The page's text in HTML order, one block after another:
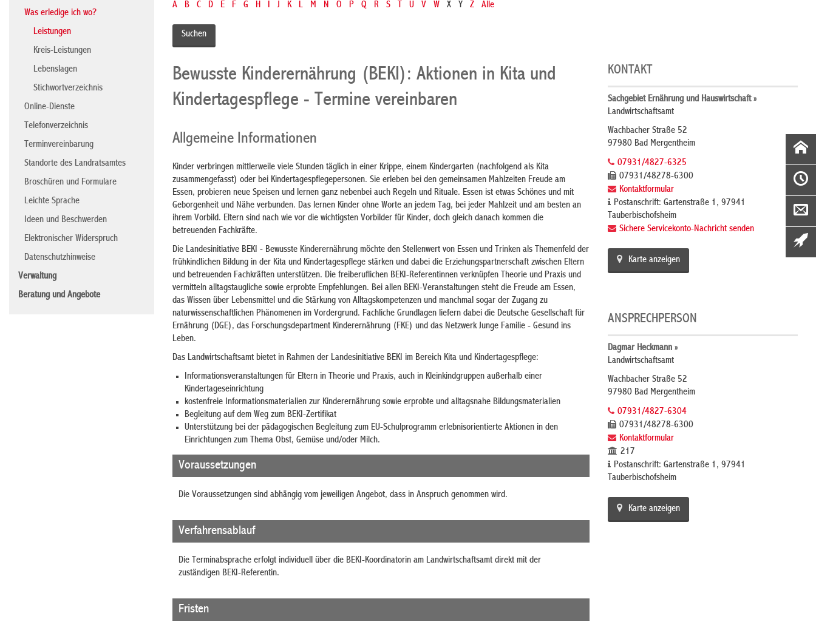
Was erledige ich wo?
Leistungen
Kreis-Leistungen
Lebenslagen
Stichwortverzeichnis
Online-Dienste
Telefonverzeichnis
Terminvereinbarung
Standorte des Landratsamtes
Broschüren und Formulare
Leichte Sprache
Ideen und Beschwerden
Elektronischer Widerspruch
Datenschutzhinweise
Verwaltung
Beratung und Angebote
A B C D E F G H I J K L M N O P Q R S T U V W X Y Z Alle
Bewusste Kinderernährung (BEKI): Aktionen in Kita und
Kindertagespflege - Termine vereinbaren
Allgemeine Informationen
Kinder verbringen mittlerweile viele Stunden täglich in einer Krippe, einem Kindergarten (nachfolgend als Kita
zusammengefasst) oder bei Kindertagespflegepersonen. Sie erleben bei den gemeinsamen Mahlzeiten Freude am
Essen, probieren neue Speisen und lernen ganz nebenbei auch Regeln und Rituale. Essen ist etwas Schönes und mit
Geborgenheit und Nähe verbunden. Das lernen Kinder ohne Worte an jedem Tag, bei jeder Mahlzeit und am besten an
ihrem Vorbild. Eltern sind nach wie vor die wichtigsten Vorbilder für Kinder, doch gleich danach kommen die
betreuenden Fachkräfte.
Die Landesinitiative BEKI - Bewusste Kinderernährung möchte den Stellenwert von Essen und Trinken als Themenfeld der
frühkindlichen Bildung in der Kita und Kindertagespflege stärken und dabei die Erziehungspartnerschaft zwischen Eltern
und betreuenden Fachkräften unterstützen. Die freiberuflichen BEKI-Referentinnen verknüpfen Theorie und Praxis und
vermitteln alltagstaugliche sowie erprobte Empfehlungen. Bei allen BEKI-Veranstaltungen steht die Freude am Essen,
das Wissen über Lebensmittel und die Stärkung von Alltagskompetenzen und manchmal sogar der Zugang zu
naturwissenschaftlichen Phänomenen im Vordergrund. Fachliche Grundlagen liefern dabei die Deutsche Gesellschaft für
Ernährung (DGE), das Forschungsdepartment Kinderernährung (FKE) und das Netzwerk Junge Familie - Gesund ins
Leben.
Das Landwirtschaftsamt bietet in Rahmen der Landesinitiative BEKI im Bereich Kita und Kindertagespflege:
Informationsveranstaltungen für Eltern in Theorie und Praxis, auch in Kleinkindgruppen außerhalb einer
Kindertageseinrichtung
kostenfreie Informationsmaterialien zur Kinderernährung sowie erprobte und alltagsnahe Bildungsmaterialien
Begleitung auf dem Weg zum BEKI-Zertifikat
Unterstützung bei der pädagogischen Begleitung zum EU-Schulprogramm erlebnisorientierte Aktionen in den
Einrichtungen zum Thema Obst, Gemüse und/oder Milch.
Voraussetzungen
Die Voraussetzungen sind abhängig vom jeweiligen Angebot, dass in Anspruch genommen wird.
Verfahrensablauf
Die Terminabsprache erfolgt individuell über die BEKI-Koordinatorin am Landwirtschaftsamt direkt mit der
zuständigen BEKI-Referentin.
Fristen
KONTAKT
Sachgebiet Ernährung und Hauswirtschaft »
Landwirtschaftsamt
Wachbacher Straße 52
97980 Bad Mergentheim
07931/4827-6325
07931/48278-6300
Kontaktformular
Postanschrift: Gartenstraße 1, 97941
Tauberbischofsheim
Sichere Servicekonto-Nachricht senden
Karte anzeigen
ANSPRECHPERSON
Dagmar Heckmann »
Landwirtschaftsamt
Wachbacher Straße 52
97980 Bad Mergentheim
07931/4827-6304
07931/48278-6300
Kontaktformular
217
Postanschrift: Gartenstraße 1, 97941
Tauberbischofsheim
Karte anzeigen